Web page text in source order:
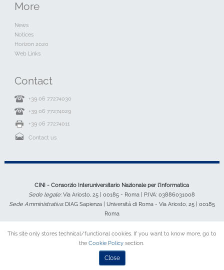
More
News
Notices
Horizon 2020
Web Links
Contact
+39 06 77274030
+39 06 77274029
+39 06 77274011
Contact us
CINI - Consorzio Interuniversitario Nazionale per l'Informatica
Sede legale:Via Ariosto, 25 | 00185 - Roma | P.IVA: 03886031008
Sede Amministrativa:DIAG Sapienza | Università di Roma - Via Ariosto, 25 | 00185
Roma
This site only stores technical/functional cookies. If you want to know more, go to
the Cookie Policysection.
Close